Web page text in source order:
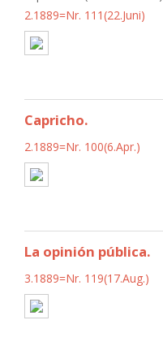
2.1889=Nr. 111(22.Juni)
Capricho.
2.1889=Nr. 100(6.Apr.)
La opinión pública.
3.1889=Nr. 119(17.Aug.)